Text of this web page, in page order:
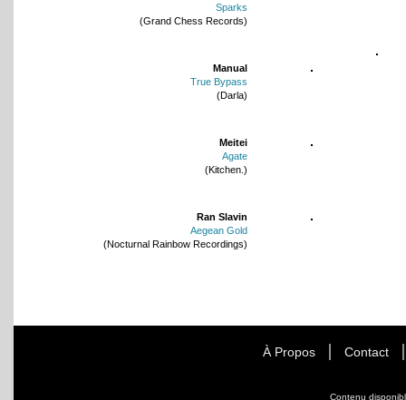
Sparks
(Grand Chess Records)
Manual
True Bypass
(Darla)
Meitei
Agate
(Kitchen.)
Ran Slavin
Aegean Gold
(Nocturnal Rainbow Recordings)
À Propos Contact
Contenu